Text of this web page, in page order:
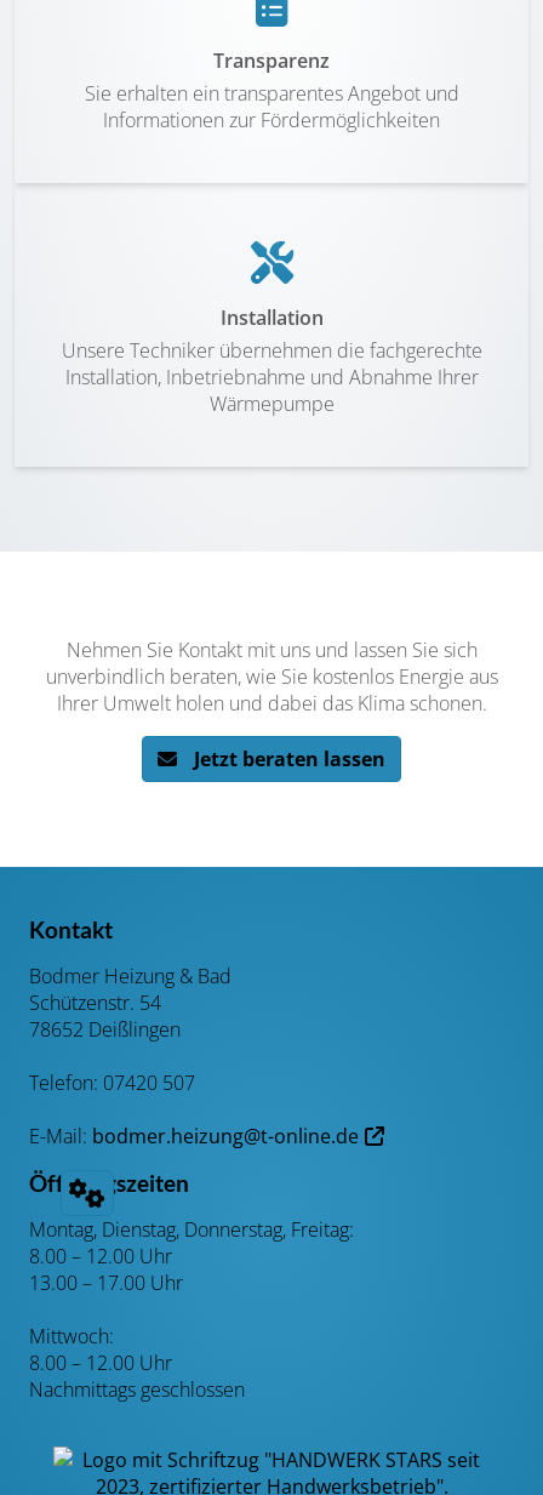
Transparenz
Sie erhalten ein transparentes Angebot und
Informationen zur Fördermöglichkeiten
Installation
Unsere Techniker übernehmen die fachgerechte
Installation, Inbetriebnahme und Abnahme Ihrer
Wärmepumpe
Nehmen Sie Kontakt mit uns und lassen Sie sich
unverbindlich beraten, wie Sie kostenlos Energie aus
Ihrer Umwelt holen und dabei das Klima schonen.
Jetzt beraten lassen
Kontakt
Bodmer Heizung & Bad
Schützenstr. 54
78652 Deißlingen
Telefon: 07420 507
E-Mail: bodmer.heizung@t-online.de
Öffnungszeiten
Montag, Dienstag, Donnerstag, Freitag:
8.00 – 12.00 Uhr
13.00 – 17.00 Uhr
Mittwoch:
8.00 – 12.00 Uhr
Nachmittags geschlossen